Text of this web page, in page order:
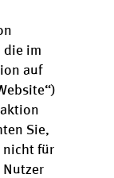
die im
auf
Sie,
nicht für
Nutzer